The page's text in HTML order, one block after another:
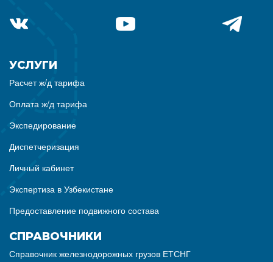
УСЛУГИ
Расчет ж/д тарифа
Оплата ж/д тарифа
Экспедирование
Диспетчеризация
Личный кабинет
Экспертиза в Узбекистане
Предоставление подвижного состава
СПРАВОЧНИКИ
Справочник железнодорожных грузов ЕТСНГ